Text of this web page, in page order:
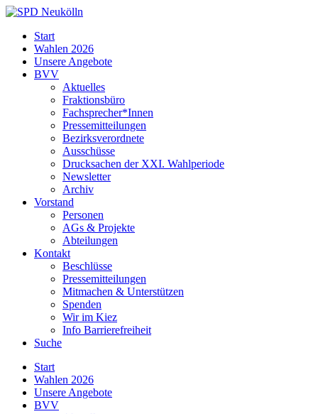
Skip
content
Neukölln
Start
Wahlen 2026
Unsere Angebote
BVV
Aktuelles
Fraktionsbüro
Fachsprecher*Innen
Pressemitteilungen
Bezirksverordnete
Ausschüsse
Drucksachen der XXI. Wahlperiode
Newsletter
Archiv
Vorstand
Personen
AGs & Projekte
Abteilungen
Kontakt
Beschlüsse
Pressemitteilungen
Mitmachen & Unterstützen
Spenden
Wir im Kiez
Info Barrierefreiheit
Suche
Start
Wahlen 2026
Unsere Angebote
BVV